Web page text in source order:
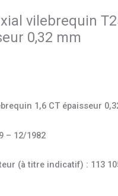
vilebrequin
0,32 mm
1,6 CT épaisseur
– 12/1982
(à titre indicatif) : 113